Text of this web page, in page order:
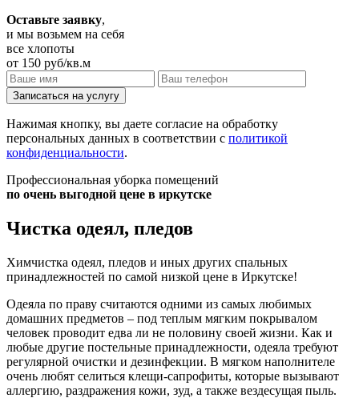
Оставьте заявку,
и мы возьмем на себя
все хлопоты
от 150 руб/кв.м
Нажимая кнопку, вы даете согласие на обработку
персональных данных в соответствии с политикой
конфиденциальности.
Профессиональная уборка помещений
по очень выгодной цене в иркутске
Чистка одеял, пледов
Химчистка одеял, пледов и иных других спальных
принадлежностей по самой низкой цене в Иркутске!
Одеяла по праву считаются одними из самых любимых
домашних предметов – под теплым мягким покрывалом
человек проводит едва ли не половину своей жизни. Как и
любые другие постельные принадлежности, одеяла требуют
регулярной очистки и дезинфекции. В мягком наполнителе
очень любят селиться клещи-сапрофиты, которые вызывают
аллергию, раздражения кожи, зуд, а также вездесущая пыль.